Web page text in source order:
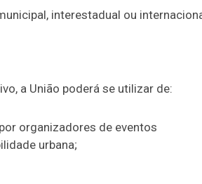
interestadual ou
a União poderá se utilizar de:
organizadores de eventos
urbana;